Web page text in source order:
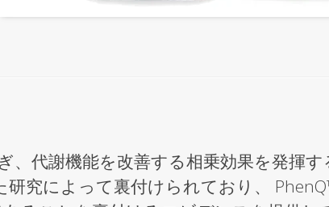
、代謝機能を改善する相乗効果を発揮
究によって裏付けられており、